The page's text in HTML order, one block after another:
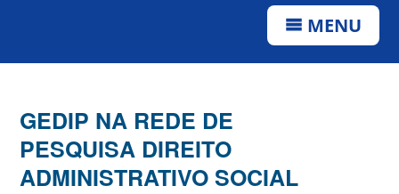
MENU
GEDIP NA REDE DE
PESQUISA DIREITO
ADMINISTRATIVO SOCIAL